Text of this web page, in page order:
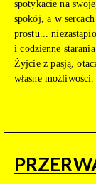
spotykacie na
spokój, a w
prostu...
i codzienne
Żyjcie z pasją,
własne